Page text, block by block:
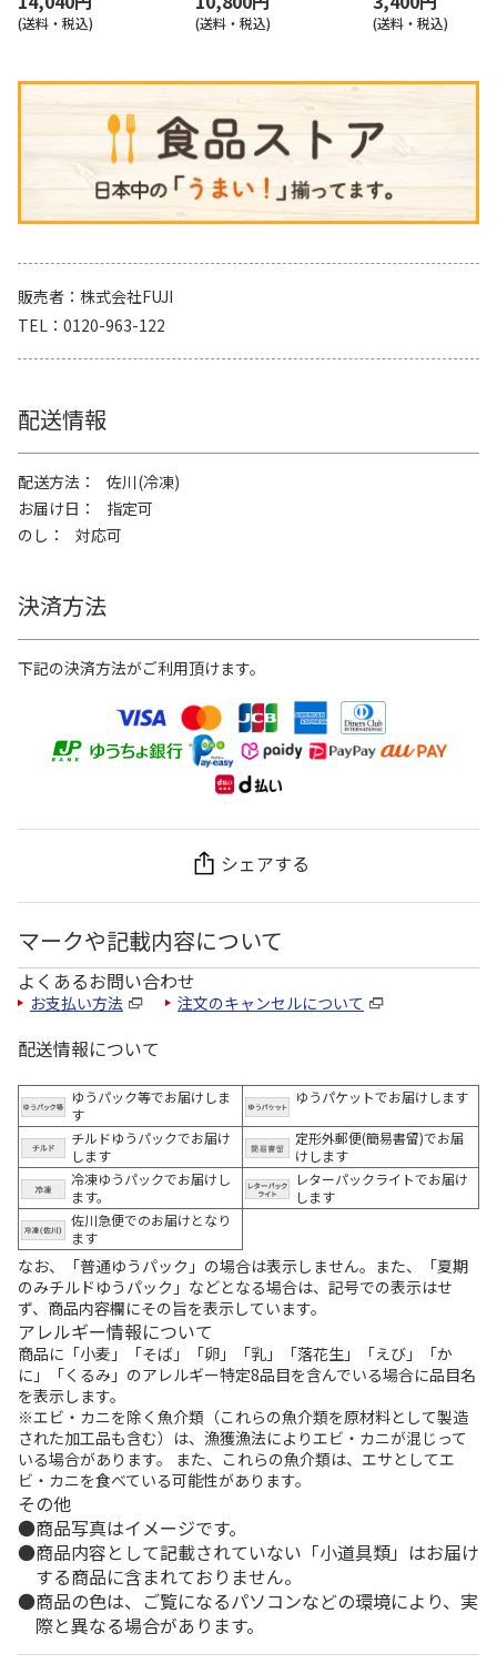
(送料・税込) (送料・税込) (送料・税込)
販売者
株式会社FUJI
TEL
0120-963-122
配送情報
配送方法
佐川(冷凍)
お届け日
指定可
のし
対応可
決済方法
下記の決済方法がご利用頂けます。
シェアする
マークや記載内容について
よくあるお問い合わせ
お支払い方法 注文のキャンセルについて
配送情報について
ゆうパック等でお届けしま
す
ゆうパケットでお届けします
チルドゆうパックでお届け
します
定形外郵便(簡易書留)でお届
けします
冷凍ゆうパックでお届けし
ます。
レターパックライトでお届け
します
佐川急便でのお届けとなり
ます
なお、「普通ゆうパック」の場合は表示しません。また、「夏期
のみチルドゆうパック」などとなる場合は、記号での表示はせ
ず、商品内容欄にその旨を表示しています。
アレルギー情報について
商品に「小麦」「そば」「卵」「乳」「落花生」「えび」「か
に」「くるみ」のアレルギー特定8品目を含んでいる場合に品目名
を表示します。
※エビ・カニを除く魚介類（これらの魚介類を原材料として製造
された加工品も含む）は、漁獲漁法によりエビ・カニが混じって
いる場合があります。 また、これらの魚介類は、エサとしてエ
ビ・カニを食べている可能性があります。
その他
商品写真はイメージです。
商品内容として記載されていない「小道具類」はお届け
する商品に含まれておりません。
商品の色は、ご覧になるパソコンなどの環境により、実
際と異なる場合があります。